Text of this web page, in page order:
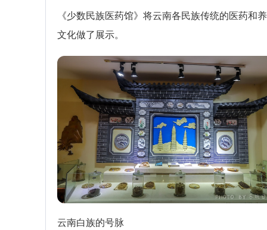
《少数民族医药馆》将云南各民族传统的医药和
文化做了展示。
云南白族的号脉